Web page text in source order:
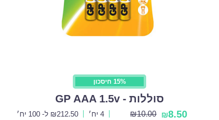
15% חיסכון
סוללות - GP AAA 1.5v
₪8.50
₪10.00 4 יח׳ ₪212.50 ל- 100 יח׳